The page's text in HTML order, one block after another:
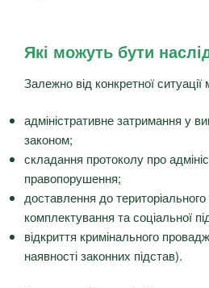
Які можуть бути
Залежно від конкретної ситуації
адміністративне затримання у
законом;
складання протоколу про
правопорушення;
доставлення до
комплектування та соціальної
відкриття кримінального
наявності законних підстав).